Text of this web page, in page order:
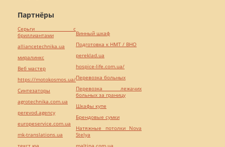
Партнёры
Серьги с
бриллиантами
alliancetechnika.ua
миралинкс
Веб мастер
https://motokosmos.ua/
Синтезаторы
agrotechnika.com.ua
perevod.agency
europeservice.com.ua
mk-translations.ua
текст юа
Винный шкаф
Подготовка к НМТ / ВНО
pereklad.ua
hospice-life.com.ua/
Перевозка больных
Перевозка лежачих
больных за границу
Шкафы купе
Брендовые сумки
Натяжные потолки Nova
Stelya
maltina.com.ua